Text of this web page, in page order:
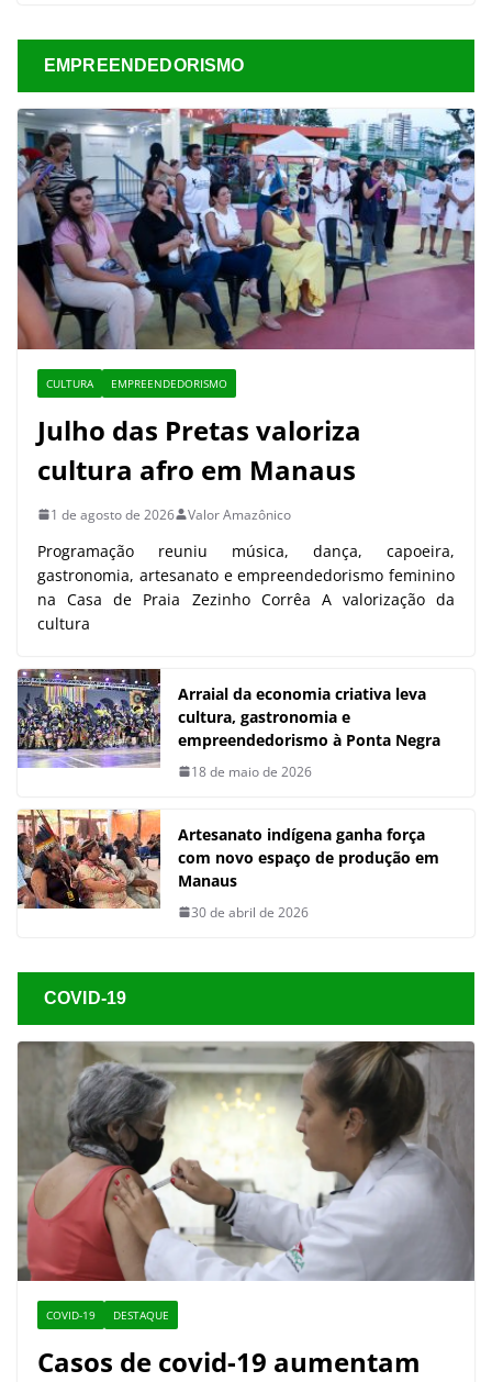
EMPREENDEDORISMO
CULTURA EMPREENDEDORISMO
Julho das Pretas valoriza
cultura afro em Manaus
1 de agosto de 2026 Valor Amazônico
Programação reuniu música, dança, capoeira,
gastronomia, artesanato e empreendedorismo feminino
na Casa de Praia Zezinho Corrêa A valorização da
cultura
Arraial da economia criativa leva
cultura, gastronomia e
empreendedorismo à Ponta Negra
18 de maio de 2026
Artesanato indígena ganha força
com novo espaço de produção em
Manaus
30 de abril de 2026
COVID-19
COVID-19 DESTAQUE
Casos de covid-19 aumentam